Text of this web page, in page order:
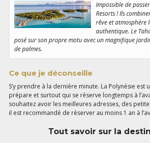
Impossible de
Resorts ! Ils
rêve et atmosphère
authentique. Le
posé sur son propre motu avec un magnifique
de palmes.
Ce que je déconseille
S’y prendre à la dernière minute. La Polynésie est
prépare et surtout qui se réserve longtemps à
souhaitez avoir les meilleures adresses, des
il est recommandé de réserver au moins 1 an à
Tout savoir sur la